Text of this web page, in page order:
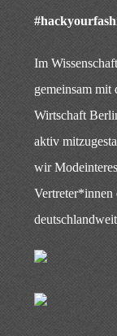
Im
gemeinsam
Wirtschaft
aktiv
wir
Vertreter*innen